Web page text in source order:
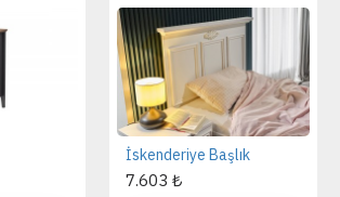
İskenderiye Başlık
7.603 ₺